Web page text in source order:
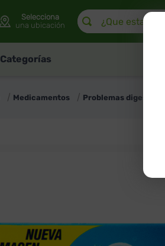
Selecciona
una ubicación
¿Que estas
Categorías
Medicamentos Problemas digestivos